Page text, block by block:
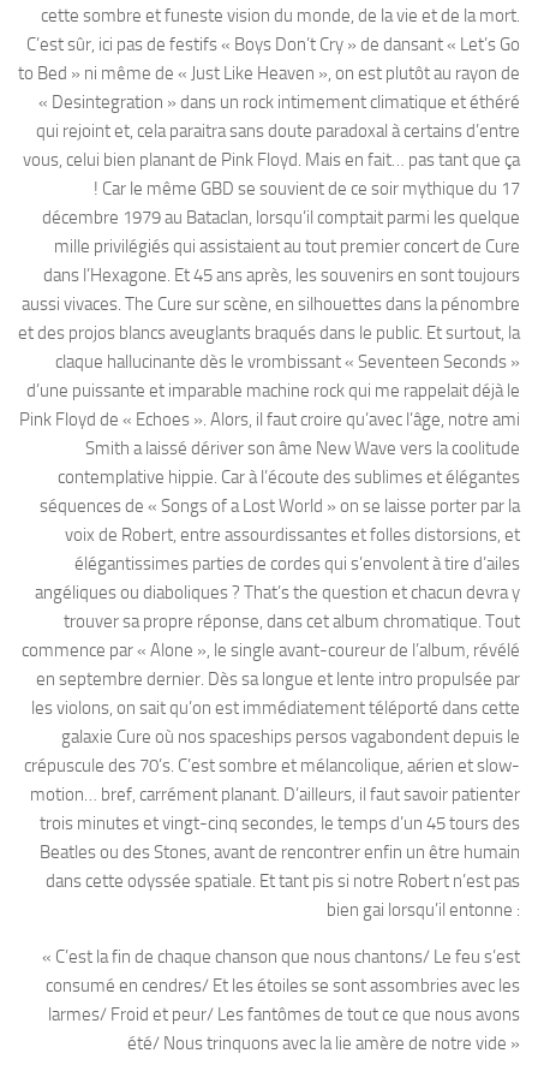
cette sombre et funeste vision du monde, de la vie et de la mort.
C’est sûr, ici pas de festifs « Boys Don’t Cry » de dansant « Let’s Go
to Bed » ni même de « Just Like Heaven », on est plutôt au rayon de
« Desintegration » dans un rock intimement climatique et éthéré
qui rejoint et, cela paraitra sans doute paradoxal à certains d’entre
vous, celui bien planant de Pink Floyd. Mais en fait… pas tant que ça
! Car le même GBD se souvient de ce soir mythique du 17
décembre 1979 au Bataclan, lorsqu’il comptait parmi les quelque
mille privilégiés qui assistaient au tout premier concert de Cure
dans l’Hexagone. Et 45 ans après, les souvenirs en sont toujours
aussi vivaces. The Cure sur scène, en silhouettes dans la pénombre
et des projos blancs aveuglants braqués dans le public. Et surtout, la
claque hallucinante dès le vrombissant « Seventeen Seconds »
d’une puissante et imparable machine rock qui me rappelait déjà le
Pink Floyd de « Echoes ». Alors, il faut croire qu’avec l’âge, notre ami
Smith a laissé dériver son âme New Wave vers la coolitude
contemplative hippie. Car à l’écoute des sublimes et élégantes
séquences de « Songs of a Lost World » on se laisse porter par la
voix de Robert, entre assourdissantes et folles distorsions, et
élégantissimes parties de cordes qui s’envolent à tire d’ailes
angéliques ou diaboliques ? That’s the question et chacun devra y
trouver sa propre réponse, dans cet album chromatique. Tout
commence par « Alone », le single avant-coureur de l’album, révélé
en septembre dernier. Dès sa longue et lente intro propulsée par
les violons, on sait qu’on est immédiatement téléporté dans cette
galaxie Cure où nos spaceships persos vagabondent depuis le
crépuscule des 70’s. C’est sombre et mélancolique, aérien et slow-
motion… bref, carrément planant. D’ailleurs, il faut savoir patienter
trois minutes et vingt-cinq secondes, le temps d’un 45 tours des
Beatles ou des Stones, avant de rencontrer enfin un être humain
dans cette odyssée spatiale. Et tant pis si notre Robert n’est pas
bien gai lorsqu’il entonne :
« C’est la fin de chaque chanson que nous chantons/ Le feu s’est
consumé en cendres/ Et les étoiles se sont assombries avec les
larmes/ Froid et peur/ Les fantômes de tout ce que nous avons
été/ Nous trinquons avec la lie amère de notre vide »